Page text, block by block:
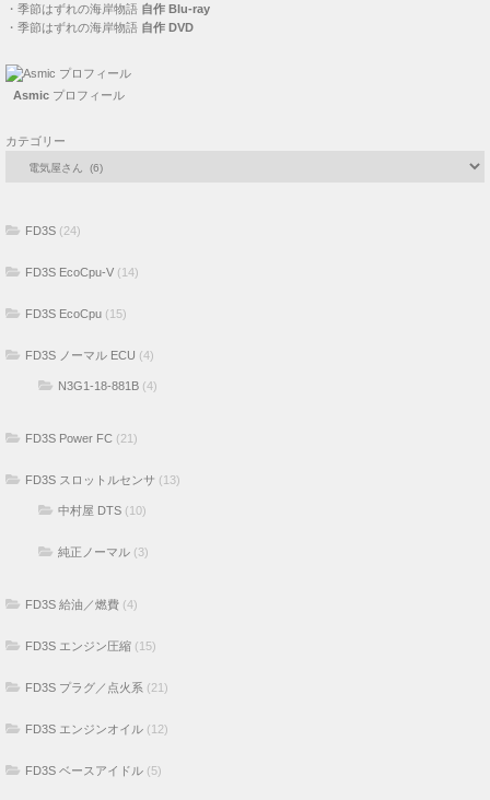
・ 季節はずれの海岸物語 自作 Blu-ray
・ 季節はずれの海岸物語 自作 DVD
Asmicプロフィール
カテゴリー
FD3S (24)
FD3S EcoCpu-V (14)
FD3S EcoCpu (15)
FD3S ノーマル ECU (4)
N3G1-18-881B (4)
FD3S Power FC (21)
FD3S スロットルセンサ (13)
中村屋 DTS (10)
純正ノーマル (3)
FD3S 給油／燃費 (4)
FD3S エンジン圧縮 (15)
FD3S プラグ／点火系 (21)
FD3S エンジンオイル (12)
FD3S ベースアイドル (5)